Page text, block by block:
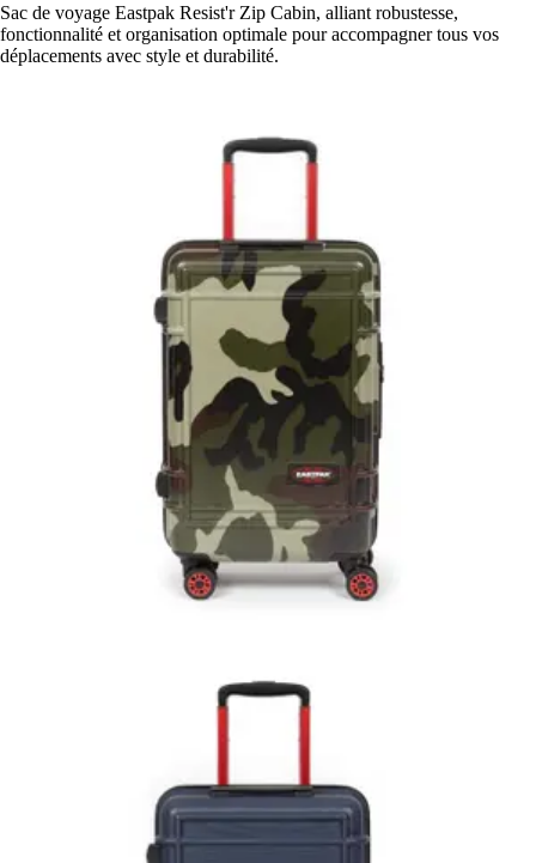
Sac de voyage Eastpak Resist'r Zip Cabin, alliant robustesse,
fonctionnalité et organisation optimale pour accompagner tous vos
déplacements avec style et durabilité.